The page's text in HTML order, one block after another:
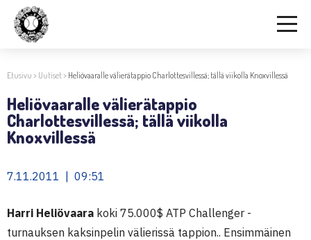
Etusivu > Uutiset> Heliövaaralle välierätappio Charlottesvillessä; tällä viikolla Knoxvillessä
Heliövaaralle välierätappio
Charlottesvillessä; tällä viikolla
Knoxvillessä
7.11.2011 | 09:51
Harri Heliövaara koki 75.000$ ATP Challenger -
turnauksen kaksinpelin välierissä tappion.. Ensimmäinen